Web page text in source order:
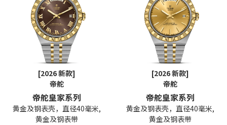
[2026 新款]
帝舵
帝舵皇家系列
黄金及钢表壳，直径40毫米,
黄金及钢表带
[2026 新款]
帝舵
帝舵皇家系列
黄金及钢表壳，直径40毫米,
黄金及钢表带